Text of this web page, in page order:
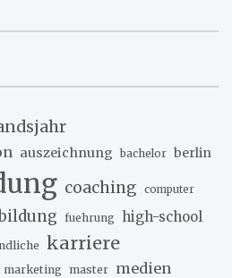
auszeichnung bachelor berlin
coaching computer
fuehrung high-school
karriere
marketing master medien